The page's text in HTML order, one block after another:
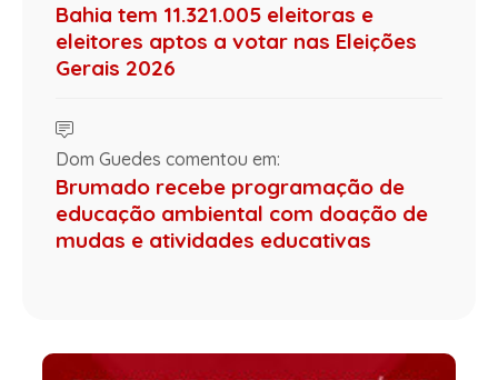
Bahia tem 11.321.005 eleitoras e
eleitores aptos a votar nas Eleições
Gerais 2026
Dom Guedes comentou em:
Brumado recebe programação de
educação ambiental com doação de
mudas e atividades educativas